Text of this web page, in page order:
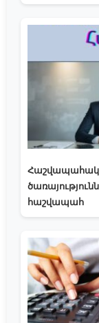
հաշվապահ